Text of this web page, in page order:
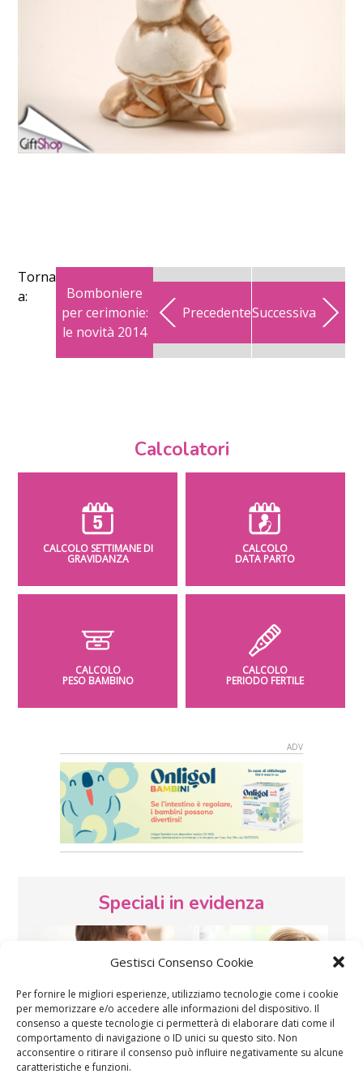
Gestisci Consenso Cookie
Per fornire le migliori esperienze, utilizziamo tecnologie come i cookie
per memorizzare e/o accedere alle informazioni del dispositivo. Il
consenso a queste tecnologie ci permetterà di elaborare dati come il
comportamento di navigazione o ID unici su questo sito. Non
acconsentire o ritirare il consenso può influire negativamente su alcune
caratteristiche e funzioni.
Torna
a:
Bomboniere
per cerimonie:
le novità 2014
PrecedenteSuccessiva
Calcolatori
CALCOLO SETTIMANE DI
GRAVIDANZA
CALCOLO
DATA PARTO
CALCOLO
PESO BAMBINO
CALCOLO
PERIODO FERTILE
Speciali in evidenza
Vaccini SOS Pediatra